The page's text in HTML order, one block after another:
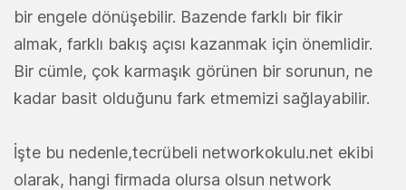
bir engele dönüşebilir. Bazende farklı bir fikir
almak, farklı bakış açısı kazanmak için önemlidir.
Bir cümle, çok karmaşık görünen bir sorunun, ne
kadar basit olduğunu fark etmemizi sağlayabilir.
İşte bu nedenle,tecrübeli networkokulu.net ekibi
olarak, hangi firmada olursa olsun network